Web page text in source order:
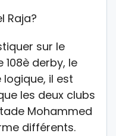
Raja?
sur le
derby, le
il est
les deux clubs
Mohammed
différents.